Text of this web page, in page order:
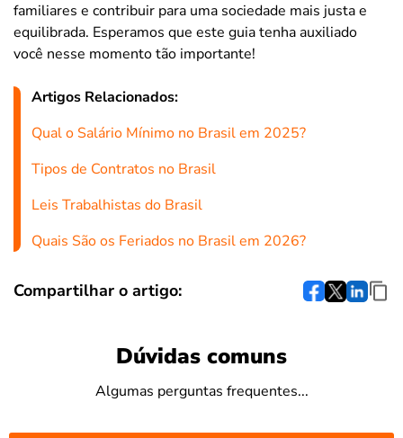
familiares e contribuir para uma sociedade mais justa e
equilibrada. Esperamos que este guia tenha auxiliado
você nesse momento tão importante!
Artigos Relacionados:
Qual o Salário Mínimo no Brasil em 2025?
Tipos de Contratos no Brasil
Leis Trabalhistas do Brasil
Quais São os Feriados no Brasil em 2026?
Compartilhar o artigo:
Dúvidas comuns
Algumas perguntas frequentes...